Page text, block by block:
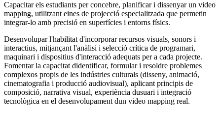
Capacitar els estudiants per concebre, planificar i dissenyar un video
mapping, utilitzant eines de projecció especialitzada que permetin
integrar-lo amb precisió en superfícies i entorns físics.
Desenvolupar l'habilitat d'incorporar recursos visuals, sonors i
interactius, mitjançant l'anàlisi i selecció crítica de programari,
maquinari i dispositius d'interacció adequats per a cada projecte.
Fomentar la capacitat didentificar, formular i resoldre problemes
complexos propis de les indústries culturals (disseny, animació,
cinematografia i producció audiovisual), aplicant principis de
composició, narrativa visual, experiència dusuari i integració
tecnològica en el desenvolupament dun video mapping real.